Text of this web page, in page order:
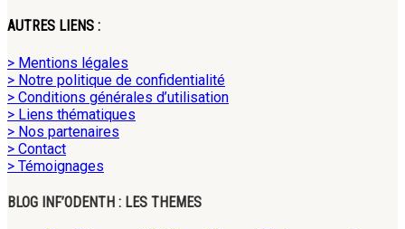
AUTRES LIENS :
> Mentions légales
> Notre politique de confidentialité
> Conditions générales d’utilisation
> Liens thématiques
> Nos partenaires
> Contact
> Témoignages
BLOG INF’ODENTH : LES THEMES